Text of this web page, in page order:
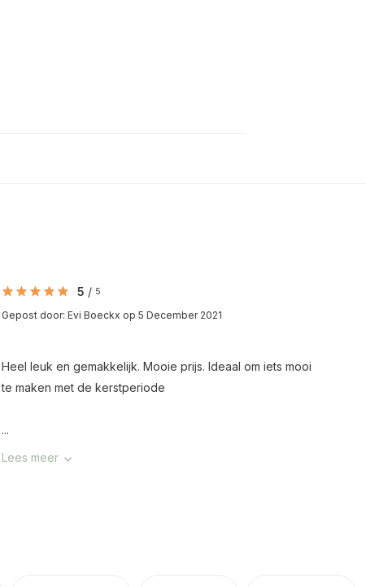
5 / 5
Gepost door: Evi Boeckx op 5 December 2021
Heel leuk en gemakkelijk. Mooie prijs. Ideaal om iets mooi
te maken met de kerstperiode
...
Lees meer